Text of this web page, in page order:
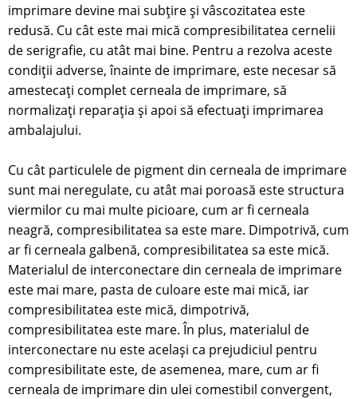
imprimare devine mai subțire și vâscozitatea este
redusă. Cu cât este mai mică compresibilitatea cernelii
de serigrafie, cu atât mai bine. Pentru a rezolva aceste
condiții adverse, înainte de imprimare, este necesar să
amestecați complet cerneala de imprimare, să
normalizați reparația și apoi să efectuați imprimarea
ambalajului.
Cu cât particulele de pigment din cerneala de imprimare
sunt mai neregulate, cu atât mai poroasă este structura
viermilor cu mai multe picioare, cum ar fi cerneala
neagră, compresibilitatea sa este mare. Dimpotrivă, cum
ar fi cerneala galbenă, compresibilitatea sa este mică.
Materialul de interconectare din cerneala de imprimare
este mai mare, pasta de culoare este mai mică, iar
compresibilitatea este mică, dimpotrivă,
compresibilitatea este mare. În plus, materialul de
interconectare nu este același ca prejudiciul pentru
compresibilitate este, de asemenea, mare, cum ar fi
cerneala de imprimare din ulei comestibil convergent,